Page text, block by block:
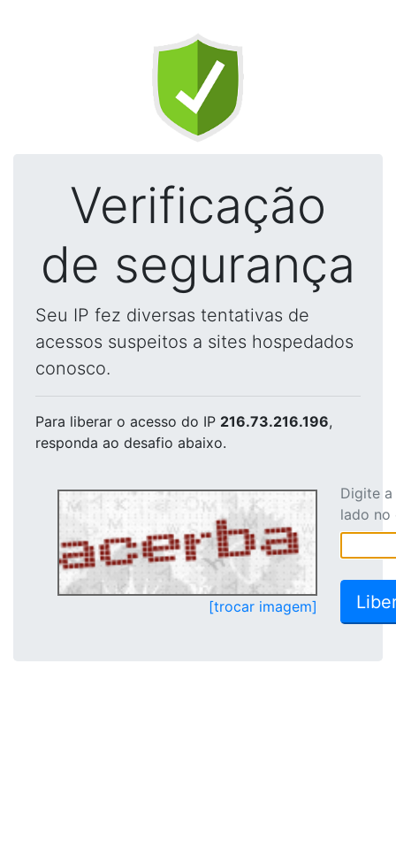
Verificação
de segurança
Seu IP fez diversas tentativas de
acessos suspeitos a sites hospedados
conosco.
Para liberar o acesso do IP 216.73.216.196,
responda ao desafio abaixo.
[trocar imagem]
Digite
lado no